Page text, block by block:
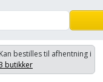
Kan bestilles til afhentning i
butikker